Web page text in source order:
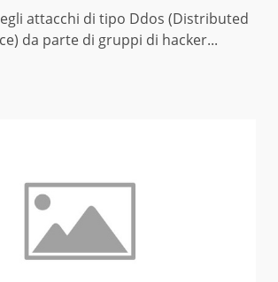
attacchi di tipo Ddos (Distributed
da parte di gruppi di hacker...